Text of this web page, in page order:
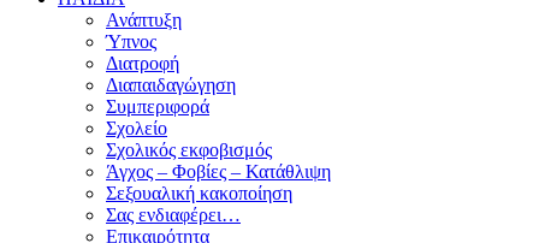
Ανάπτυξη
Ύπνος
Διατροφή
Διαπαιδαγώγηση
Συμπεριφορά
Σχολείο
Σχολικός εκφοβισμός
Άγχος – Φοβίες – Κατάθλιψη
Σεξουαλική κακοποίηση
Σας ενδιαφέρει…
Επικαιρότητα